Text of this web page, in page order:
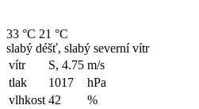
33 °C 21 °C
slabý déšť, slabý severní vítr
vítr
S, 4.75 m/s
tlak
1017
hPa
vlhkost 42
%